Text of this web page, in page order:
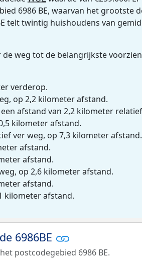
6986 BE, waarvan het grootste
telt twintig huishoudens van
weg tot de belangrijkste
verderop.
op 2,2 kilometer afstand.
afstand van 2,2 kilometer
kilometer afstand.
ver weg, op 7,3 kilometer afstand.
afstand.
afstand.
op 2,6 kilometer afstand.
afstand.
kilometer afstand.
6986BE
postcodegebied 6986 BE.